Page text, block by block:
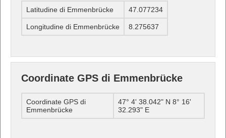
Latitudine di Emmenbrücke 47.077234
Longitudine di Emmenbrücke 8.275637
Coordinate GPS di Emmenbrücke
Coordinate GPS di
Emmenbrücke
47° 4' 38.042" N 8° 16'
32.293" E